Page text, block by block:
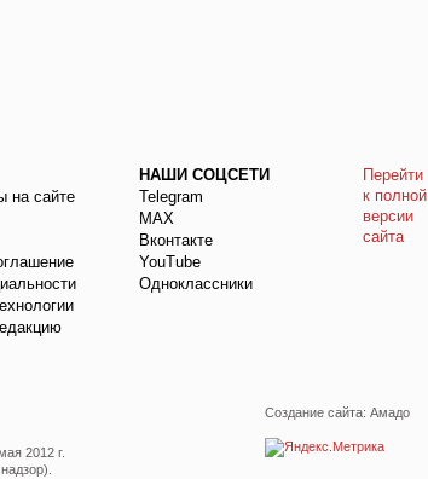
на сайте
НАШИ СОЦСЕТИ
Telegram
МАХ
Вконтакте
YouTube
Одноклассники
Перейти
к полной
версии
сайта
Создание сайта: Амадо
2012 г.